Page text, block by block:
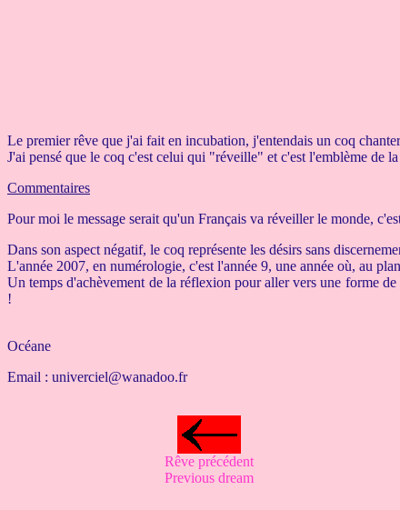
Le premier rêve que j'ai fait en incubation, j'entendais un coq
J'ai pensé que le coq c'est celui qui "réveille" et c'est l'emblème de
Commentaires
Pour moi le message serait qu'un Français va réveiller le monde,
Dans son aspect négatif, le coq représente les désirs sans
L'année 2007, en numérologie, c'est l'année 9, une année où, au
Un temps d'achèvement de la réflexion pour aller vers une forme
!
Océane
Email : univerciel@wanadoo.fr
Rêve précédent
Previous dream